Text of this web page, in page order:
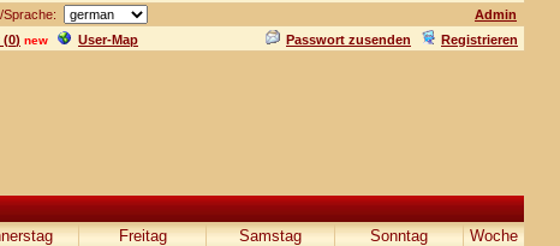
Sprache:
Admin
(0) new User-Map Passwort zusenden Registrieren
Freitag Samstag Sonntag Woche